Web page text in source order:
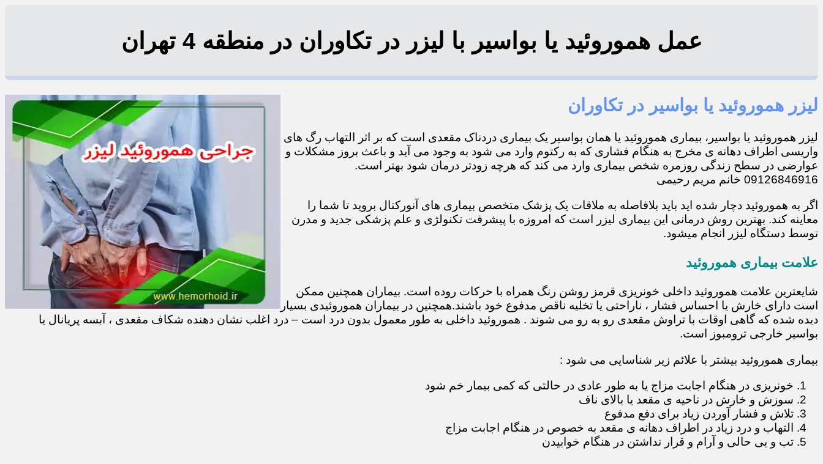
عمل هموروئید یا بواسیر با لیزر در تکاوران در منطقه 4 تهران
لیزر هموروئید یا بواسیر در تکاوران
لیزر هموروئید یا بواسیر، بیماری هموروئید یا همان بواسیر یک بیماری دردناک مقعدی است که بر اثر التهاب رگ های
واریسی اطراف دهانه ی مخرج به هنگام فشاری که به رکتوم وارد می شود به وجود می آید و باعث بروز مشکلات و
عوارضی در سطح زندگی روزمره شخص بیماری وارد می کند که هرچه زودتر درمان شود بهتر است.
09126846916 خانم مریم رحیمی
اگر به هموروئید دچار شده اید باید بلافاصله به ملاقات یک پزشک متخصص بیماری های آنورکتال بروید تا شما را
معاینه کند. بهترین روش درمانی این بیماری لیزر است که امروزه با پیشرفت تکنولژی و علم پزشکی جدید و مدرن
توسط دستگاه لیزر انجام میشود.
علامت بیماری هموروئید
شایعترین علامت هموروئید داخلی خونریزی قرمز روشن رنگ همراه با حرکات روده است. بیماران همچنین ممکن
است دارای خارش یا احساس فشار ، ناراحتی یا تخلیه ناقص مدفوع خود باشند.همچنین در بیماران هموروئیدی بسیار
دیده شده که گاهی اوقات با تراوش مقعدی رو به رو می شوند . هموروئید داخلی به طور معمول بدون درد است – درد اغلب نشان دهنده شکاف مقعدی ، آبسه پریانال یا
بواسیر خارجی ترومبوز است.
بیماری هموروئید بیشتر با علائم زیر شناسایی می شود :
خونریزی در هنگام اجابت مزاج یا به طور عادی در حالتی که کمی بیمار خم شود
سوزش و خارش در ناحیه ی مقعد یا بالای ناف
تلاش و فشار آوردن زیاد برای دفع مدفوع
التهاب و درد زیاد در اطراف دهانه ی مقعد به خصوص در هنگام اجابت مزاج
تب و بی حالی و آرام و قرار نداشتن در هنگام خوابیدن